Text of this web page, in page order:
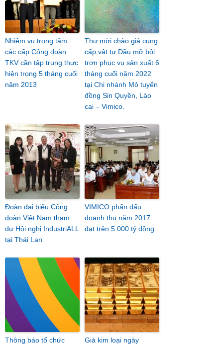
Nhiệm vụ trọng tâm
các cấp Công đoàn
TKV cần tập trung thực
hiện trong 5 tháng cuối
năm 2013
Thư mời chào giá cung
cấp vật tư Dầu mỡ bôi
trơn phục vụ sản xuất 6
tháng cuối năm 2022
tại Chi nhánh Mỏ tuyển
đồng Sin Quyền, Lào
cai – Vimico.
Đoàn đại biểu Công
đoàn Việt Nam tham
dự Hội nghị IndustriALL
tại Thái Lan
VIMICO phấn đấu
doanh thu năm 2017
đạt trên 5.000 tỷ đồng
Thông báo tổ chức
Giá kim loại ngày